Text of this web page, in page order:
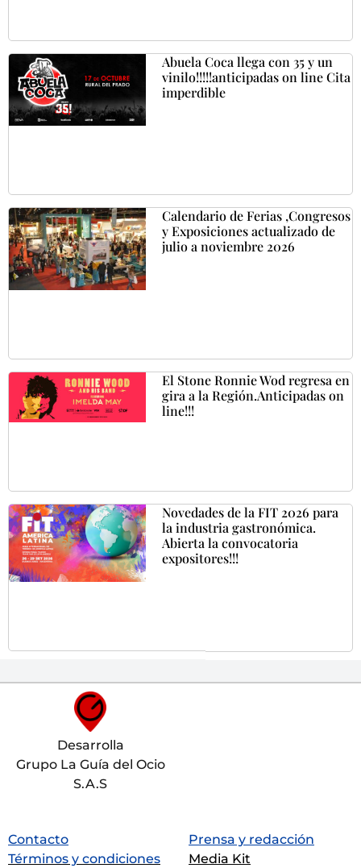
Abuela Coca llega con 35 y un
vinilo!!!!!anticipadas on line Cita
imperdible
Calendario de Ferias ,Congresos
y Exposiciones actualizado de
julio a noviembre 2026
El Stone Ronnie Wod regresa en
gira a la Región.Anticipadas on
line!!!
Novedades de la FIT 2026 para
la industria gastronómica.
Abierta la convocatoria
expositores!!!
Desarrolla
Grupo La Guía del Ocio
S.A.S
Contacto
Términos y condiciones
Prensa y redacción
Media Kit